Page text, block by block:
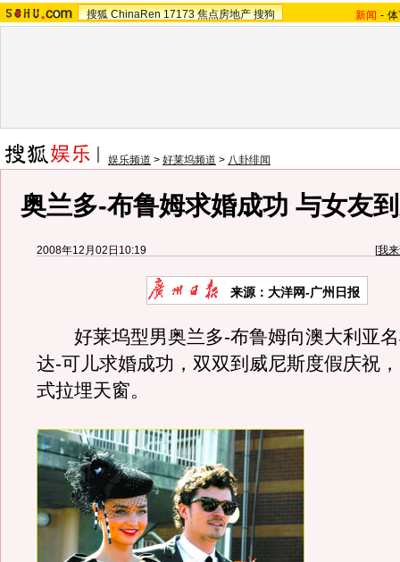
搜狐 ChinaRen 17173 焦点房地产 搜狗 新闻 -
娱乐频道 > 好莱坞频道 > 八卦绯闻
奥兰多-布鲁姆求婚成功 与女友
2008年12月02日10:19 [我
来源：大洋网-广州日报
好莱坞型男奥兰多-布鲁姆向澳大利亚名
达-可儿求婚成功，双双到威尼斯度假庆祝
式拉埋天窗。